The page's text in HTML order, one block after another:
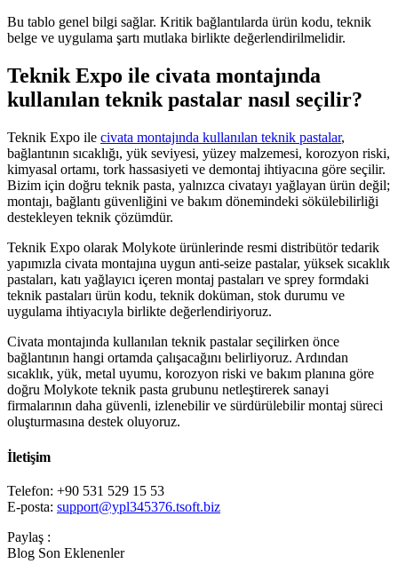
Bu tablo genel bilgi sağlar. Kritik bağlantılarda ürün kodu, teknik
belge ve uygulama şartı mutlaka birlikte değerlendirilmelidir.
Teknik Expo ile civata montajında
kullanılan teknik pastalar nasıl seçilir?
Teknik Expo ile civata montajında kullanılan teknik pastalar,
bağlantının sıcaklığı, yük seviyesi, yüzey malzemesi, korozyon riski,
kimyasal ortamı, tork hassasiyeti ve demontaj ihtiyacına göre seçilir.
Bizim için doğru teknik pasta, yalnızca civatayı yağlayan ürün değil;
montajı, bağlantı güvenliğini ve bakım dönemindeki sökülebilirliği
destekleyen teknik çözümdür.
Teknik Expo olarak Molykote ürünlerinde resmi distribütör tedarik
yapımızla civata montajına uygun anti-seize pastalar, yüksek sıcaklık
pastaları, katı yağlayıcı içeren montaj pastaları ve sprey formdaki
teknik pastaları ürün kodu, teknik doküman, stok durumu ve
uygulama ihtiyacıyla birlikte değerlendiriyoruz.
Civata montajında kullanılan teknik pastalar seçilirken önce
bağlantının hangi ortamda çalışacağını belirliyoruz. Ardından
sıcaklık, yük, metal uyumu, korozyon riski ve bakım planına göre
doğru Molykote teknik pasta grubunu netleştirerek sanayi
firmalarının daha güvenli, izlenebilir ve sürdürülebilir montaj süreci
oluşturmasına destek oluyoruz.
İletişim
Telefon: +90 531 529 15 53
E-posta: support@ypl345376.tsoft.biz
Paylaş :
Blog Son Eklenenler